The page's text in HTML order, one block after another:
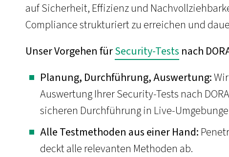
auf Sicherheit, Effizienz und
Compliance strukturiert zu erreichen und
Unser Vorgehen fürSecurity-Tests nach
Planung, Durchführung, Auswertung:
Auswertung Ihrer Security-Tests nach
sicheren Durchführung in Live-
Alle Testmethoden aus einer Hand:
deckt alle relevanten Methoden ab.